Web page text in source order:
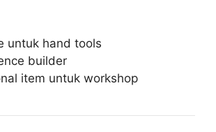
untuk hand tools
builder
item untuk workshop